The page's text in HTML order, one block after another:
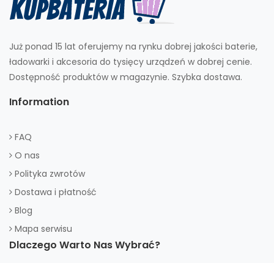
Już ponad 15 lat oferujemy na rynku dobrej jakości baterie,
ładowarki i akcesoria do tysięcy urządzeń w dobrej cenie.
Dostępność produktów w magazynie. Szybka dostawa.
Information
FAQ
O nas
Polityka zwrotów
Dostawa i płatność
Blog
Mapa serwisu
Dlaczego Warto Nas Wybrać?